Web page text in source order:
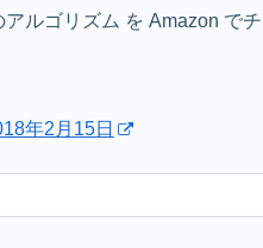
ルゴリズム を Amazon でチ
年2月15日